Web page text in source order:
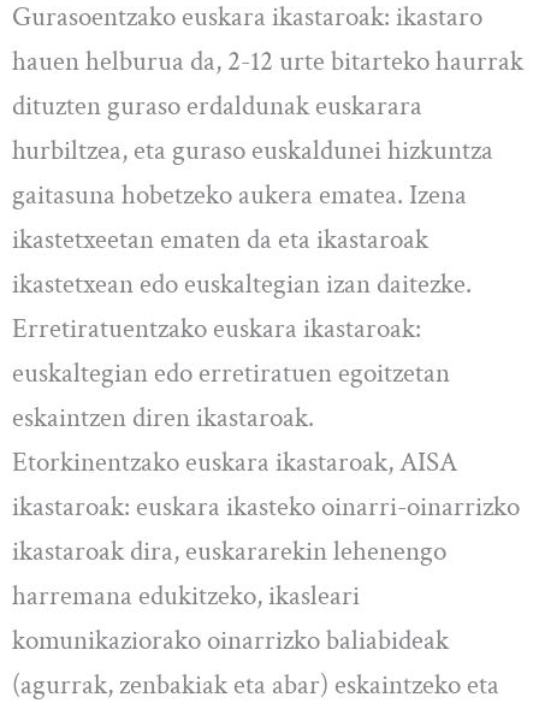
Gurasoentzako euskara ikastaroak: ikastaro
hauen helburua da, 2-12 urte bitarteko haurrak
dituzten guraso erdaldunak euskarara
hurbiltzea, eta guraso euskaldunei hizkuntza
gaitasuna hobetzeko aukera ematea. Izena
ikastetxeetan ematen da eta ikastaroak
ikastetxean edo euskaltegian izan daitezke.
Erretiratuentzako euskara ikastaroak:
euskaltegian edo erretiratuen egoitzetan
eskaintzen diren ikastaroak.
Etorkinentzako euskara ikastaroak, AISA
ikastaroak: euskara ikasteko oinarri-oinarrizko
ikastaroak dira, euskararekin lehenengo
harremana edukitzeko, ikasleari
komunikaziorako oinarrizko baliabideak
(agurrak, zenbakiak eta abar) eskaintzeko eta